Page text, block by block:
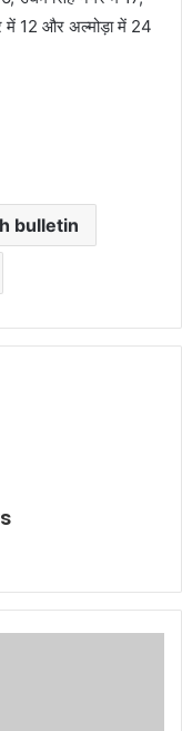
में 12 और अल्मोड़ा में 24
bulletin